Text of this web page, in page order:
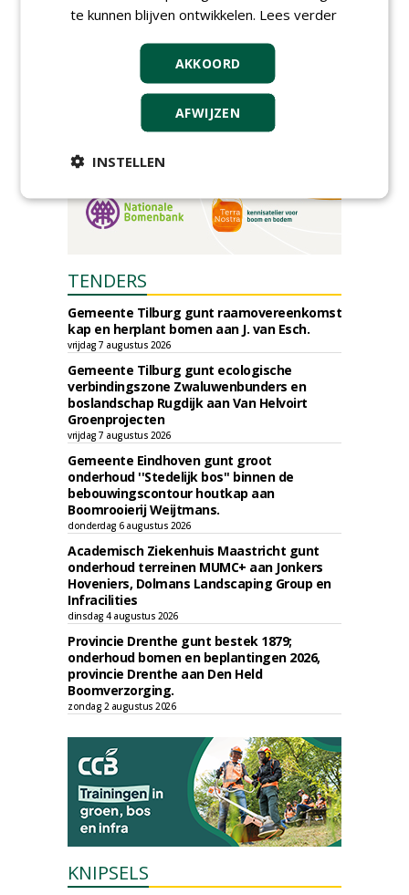
donderdag 5 november 2026
TENDERS
Gemeente Tilburg gunt raamovereenkomst
kap en herplant bomen aan J. van Esch.
vrijdag 7 augustus 2026
Gemeente Tilburg gunt ecologische
verbindingszone Zwaluwenbunders en
boslandschap Rugdijk aan Van Helvoirt
Groenprojecten
vrijdag 7 augustus 2026
Gemeente Eindhoven gunt groot
onderhoud ''Stedelijk bos'' binnen de
bebouwingscontour houtkap aan
Boomrooierij Weijtmans.
donderdag 6 augustus 2026
Academisch Ziekenhuis Maastricht gunt
onderhoud terreinen MUMC+ aan Jonkers
Hoveniers, Dolmans Landscaping Group en
Infracilities
dinsdag 4 augustus 2026
Provincie Drenthe gunt bestek 1879;
onderhoud bomen en beplantingen 2026,
provincie Drenthe aan Den Held
Boomverzorging.
zondag 2 augustus 2026
KNIPSELS
te kunnen blijven ontwikkelen. Lees verder
AKKOORD
AFWIJZEN
INSTELLEN